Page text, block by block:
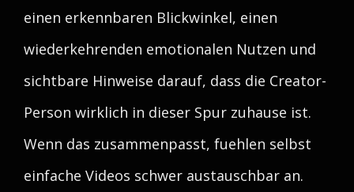
einen erkennbaren Blickwinkel, einen
wiederkehrenden emotionalen Nutzen und
sichtbare Hinweise darauf, dass die Creator-
Person wirklich in dieser Spur zuhause ist.
Wenn das zusammenpasst, fuehlen selbst
einfache Videos schwer austauschbar an.